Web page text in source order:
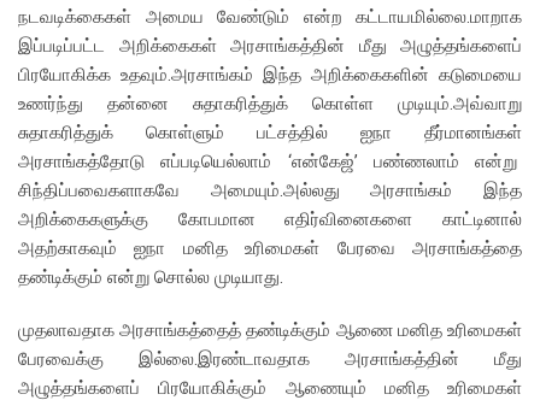
நடவடிக்கைகள் அமைய வேண்டும் என்ற கட்டாயமில்லை.மாறாக
இப்படிப்பட்ட அறிக்கைகள் அரசாங்கத்தின் மீது அழுத்தங்களைப்
பிரயோகிக்க உதவும்.அரசாங்கம் இந்த அறிக்கைகளின் கடுமையை
உணர்ந்து தன்னை சுதாகரித்துக் கொள்ள முடியும்.அவ்வாறு
சுதாகரித்துக் கொள்ளும் பட்சத்தில் ஐநா தீர்மானங்கள்
அரசாங்கத்தோடு எப்படியெல்லாம் ‘என்கேஜ்’ பண்ணலாம் என்று
சிந்திப்பவைகளாகவே அமையும்.அல்லது அரசாங்கம் இந்த
அறிக்கைகளுக்கு கோபமான எதிர்வினைகளை காட்டினால்
அதற்காகவும் ஐநா மனித உரிமைகள் பேரவை அரசாங்கத்தை
தண்டிக்கும் என்று சொல்ல முடியாது.
முதலாவதாக அரசாங்கத்தைத் தண்டிக்கும் ஆணை மனித உரிமைகள்
பேரவைக்கு இல்லை.இரண்டாவதாக அரசாங்கத்தின் மீது
அழுத்தங்களைப் பிரயோகிக்கும் ஆணையும் மனித உரிமைகள்